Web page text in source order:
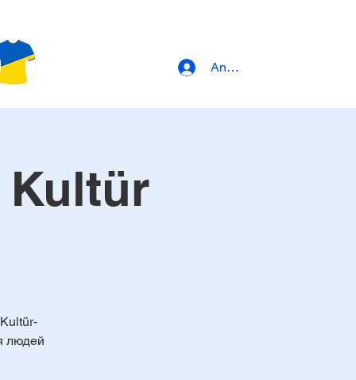
Anmeldung
Kultür
людей